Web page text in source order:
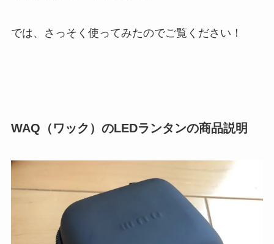
では、さっそく使ってみたのでご覧ください！
WAQ（ワック）のLEDランタンの商品説明